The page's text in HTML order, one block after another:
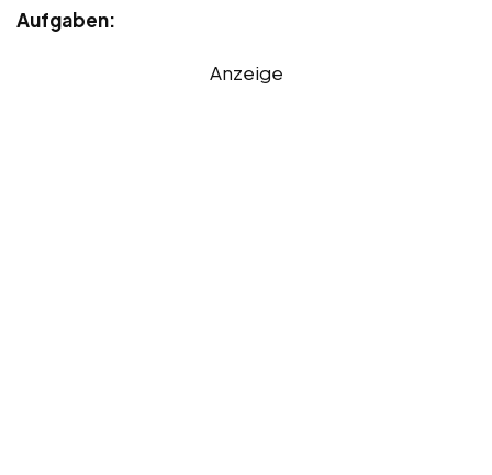
Aufgaben:
Anzeige